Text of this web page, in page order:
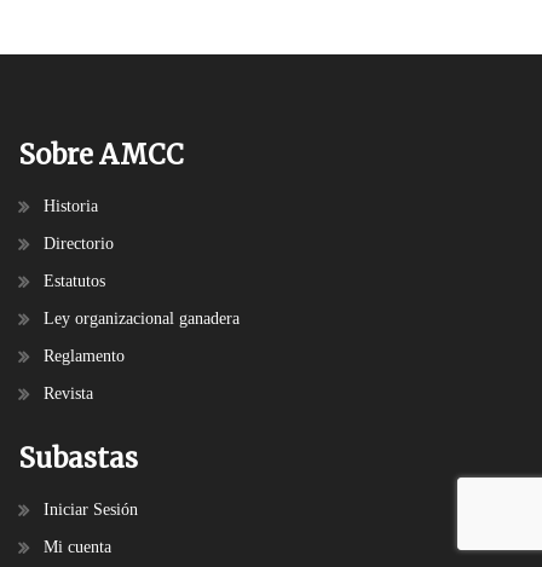
Sobre AMCC
Historia
Directorio
Estatutos
Ley organizacional ganadera
Reglamento
Revista
Subastas
Iniciar Sesión
Mi cuenta